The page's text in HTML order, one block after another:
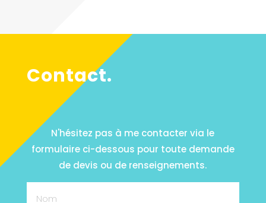
Contact.
N'hésitez pas à me contacter via le
formulaire ci-dessous pour toute demande
de devis ou de renseignements.